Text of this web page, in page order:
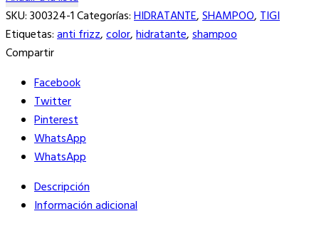
SKU:300324-1Categorías:HIDRATANTE,SHAMPOO,TIGI
Etiquetas:anti frizz,color,hidratante,shampoo
Compartir
Facebook
Twitter
Pinterest
WhatsApp
WhatsApp
Descripción
Información adicional